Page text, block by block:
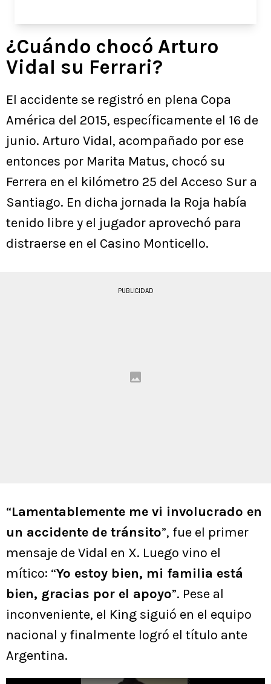
¿Cuándo chocó Arturo
Vidal su Ferrari?
El accidente se registró en plena Copa
América del 2015, específicamente el 16 de
junio. Arturo Vidal, acompañado por ese
entonces por Marita Matus, chocó su
Ferrera en el kilómetro 25 del Acceso Sur a
Santiago. En dicha jornada la Roja había
tenido libre y el jugador aprovechó para
distraerse en el Casino Monticello.
PUBLICIDAD
“Lamentablemente me vi involucrado en
un accidente de tránsito”, fue el primer
mensaje de Vidal en X. Luego vino el
mítico: “Yo estoy bien, mi familia está
bien, gracias por el apoyo”. Pese al
inconveniente, el King siguió en el equipo
nacional y finalmente logró el título ante
Argentina.